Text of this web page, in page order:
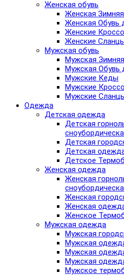
Женская обувь
Женская
Женская Обувь
Женские
Женские
Мужская обувь
Мужская
Мужская Обувь
Мужские Кеды
Мужские
Мужские
Одежда
Детская одежда
Детская
Детская
Детская
Детское
Женская одежда
Женская
Женская
Женская
Женское
Мужская одежда
Мужская
Мужская
Мужская
Мужская
Мужское